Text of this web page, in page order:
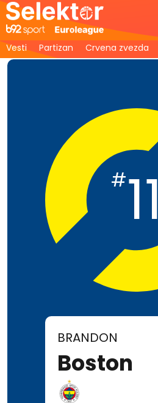
Vesti Partizan Crvena zvezda
BRANDON
Boston
#11